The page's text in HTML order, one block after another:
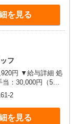
※処遇改善
なし
を見る
フ
詳細 処
：30,000円（5回
別途支
円/時 ※12/300
円（最高額109万
2
を見る